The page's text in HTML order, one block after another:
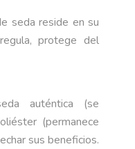
seda reside en su
protege del
auténtica (se
(permanece
sus beneficios.